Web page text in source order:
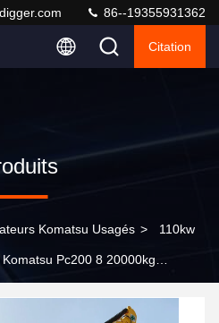
86--19355931362
Citation
Komatsu Usagés > 110kw
Pc200 8 20000kg